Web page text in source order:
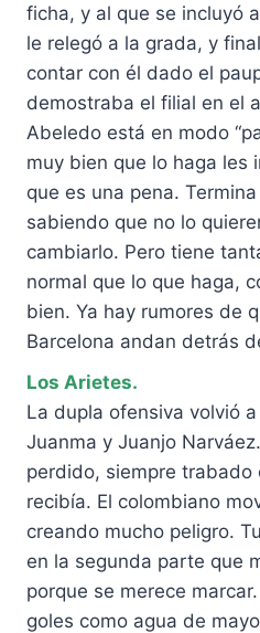
ficha, y al que se incluyó
le relegó a la grada, y
contar con él dado el
demostraba el filial en el
Abeledo está en modo
muy bien que lo haga les
que es una pena.
sabiendo que no lo
cambiarlo. Pero tiene
normal que lo que haga,
bien. Ya hay rumores de
Barcelona andan detrás
Los Arietes.
La dupla ofensiva volvió
Juanma y Juanjo
perdido, siempre trabado
recibía. El colombiano
creando mucho peligro.
en la segunda parte que
porque se merece
goles como agua de